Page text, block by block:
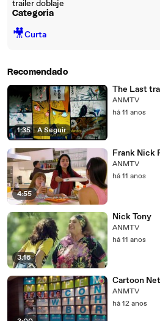
trailer doblaje
Categoria
🎥Curta
Recomendado
1:35 | A Seguir
The Last
ANMTV
há 11 anos
4:55
Frank Nick
ANMTV
há 11 anos
3:16
Nick Tony
ANMTV
há 11 anos
Cartoon
ANMTV
há 12 anos